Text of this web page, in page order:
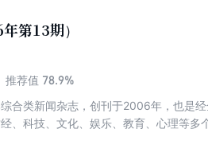
第13期）
推荐值 78.9%
综合类新闻杂志，创刊于2006年，也是
、科技、文化、娱乐、教育、心理等多